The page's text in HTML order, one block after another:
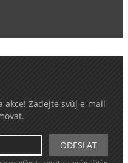
akce! Zadejte svůj e-mail